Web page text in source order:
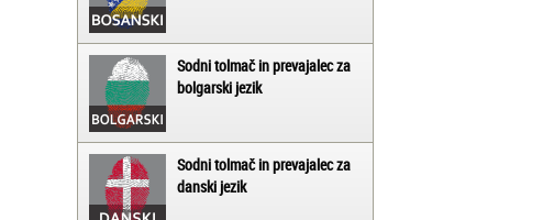
Sodni tolmač in prevajalec za
bolgarski jezik
Sodni tolmač in prevajalec za
danski jezik